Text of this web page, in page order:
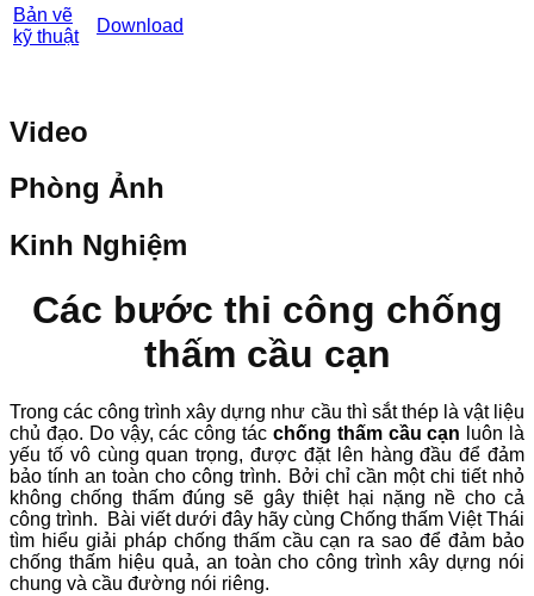
Bản vẽ
kỹ thuật
Download
Video
Phòng Ảnh
Kinh Nghiệm
Các bước thi công chống
thấm cầu cạn
Trong các công trình xây dựng như cầu thì sắt thép là vật liệu
chủ đạo. Do vậy, các công tác chống thấm cầu cạn luôn là
yếu tố vô cùng quan trọng, được đặt lên hàng đầu để đảm
bảo tính an toàn cho công trình. Bởi chỉ cần một chi tiết nhỏ
không chống thấm đúng sẽ gây thiệt hại nặng nề cho cả
công trình. Bài viết dưới đây hãy cùng Chống thấm Việt Thái
tìm hiểu giải pháp chống thấm cầu cạn ra sao để đảm bảo
chống thấm hiệu quả, an toàn cho công trình xây dựng nói
chung và cầu đường nói riêng.